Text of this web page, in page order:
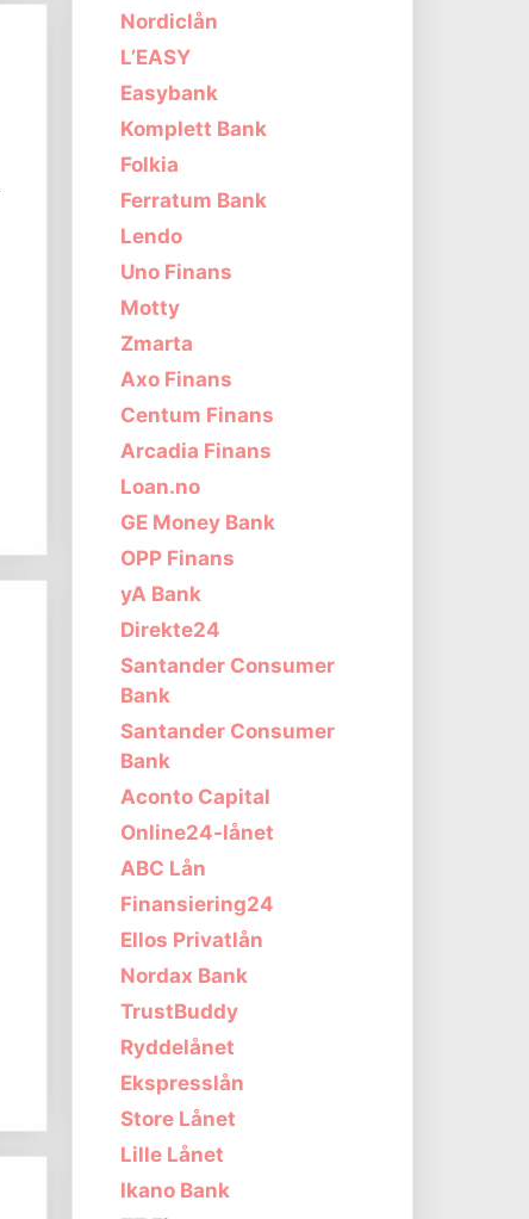
Nordiclån
L’EASY
Easybank
Komplett Bank
Folkia
Ferratum Bank
Lendo
Uno Finans
Motty
Zmarta
Axo Finans
Centum Finans
Arcadia Finans
Loan.no
GE Money Bank
OPP Finans
yA Bank
Direkte24
Santander Consumer
Bank
Santander Consumer
Bank
Aconto Capital
Online24-lånet
ABC Lån
Finansiering24
Ellos Privatlån
Nordax Bank
TrustBuddy
Ryddelånet
Ekspresslån
Store Lånet
Lille Lånet
Ikano Bank